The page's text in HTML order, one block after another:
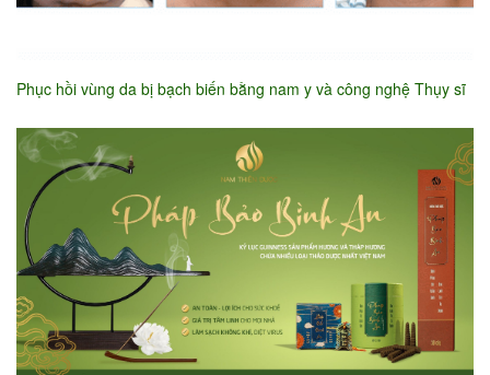
Phục hồi vùng da bị bạch biến bằng nam y và công nghệ Thụy sĩ